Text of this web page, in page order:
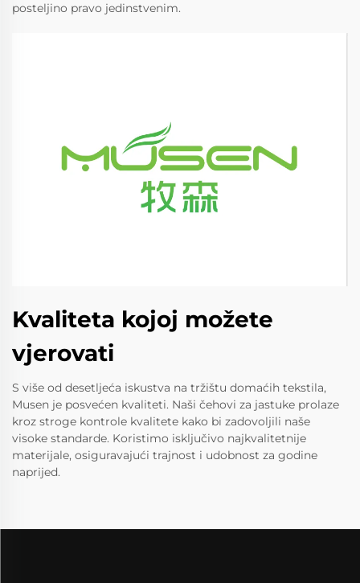
posteljino pravo jedinstvenim.
Kvaliteta kojoj možete
vjerovati
S više od desetljeća iskustva na tržištu domaćih tekstila,
Musen je posvećen kvaliteti. Naši čehovi za jastuke prolaze
kroz stroge kontrole kvalitete kako bi zadovoljili naše
visoke standarde. Koristimo isključivo najkvalitetnije
materijale, osiguravajući trajnost i udobnost za godine
naprijed.